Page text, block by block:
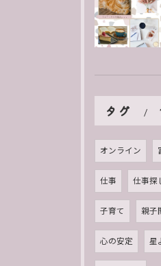
タグ
オンライン
仕事 仕事探
子育て 親子
心の安定 星